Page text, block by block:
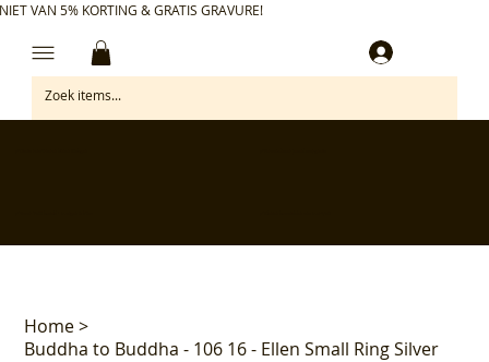
VAN 5% KORTING & GRATIS GRAVURE!
Home>
Buddha to Buddha - 106 16 - Ellen Small Ring Silver